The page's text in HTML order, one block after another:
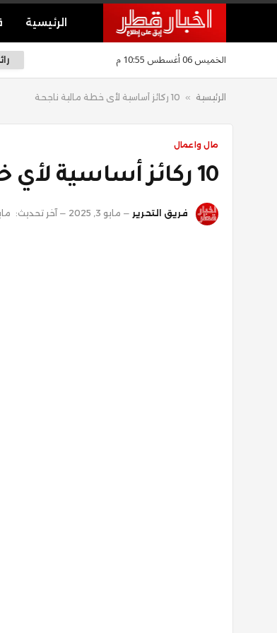
الرئيسية
الخميس 06 أغسطس 10:55 م
الرئيسية » 10 ركائز أساسية لأي خطة مالية ناجحة
مال واعمال
10 ركائز أساسية لأي خطة مالية ناجحة
فريق التحرير مايو 3, 2025 آخر تحديث: مايو